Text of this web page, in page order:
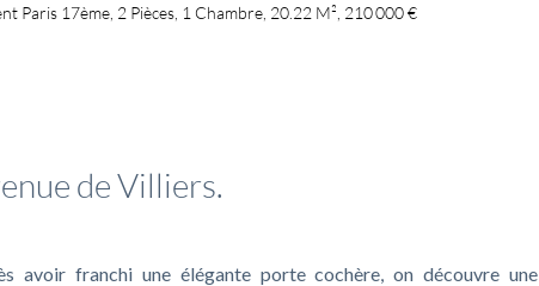
Paris 17ème, 2 Pièces, 1 Chambre, 20.22 M², 210 000 €
de Villiers.
avoir franchi une élégante porte cochère, on découvre une